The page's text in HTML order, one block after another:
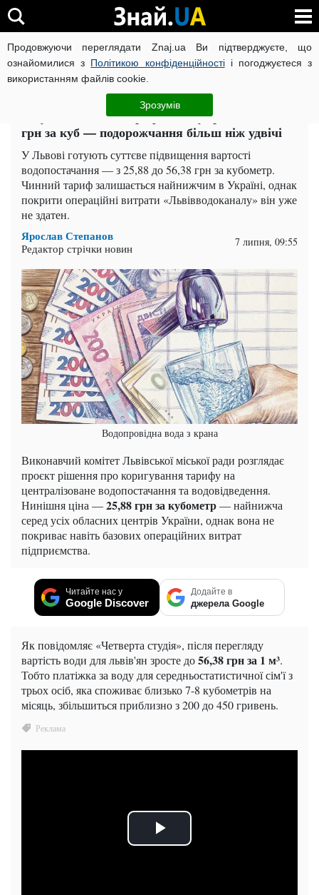
Продовжуючи переглядати Znaj.ua Ви підтверджуєте, що
ознайомилися з Політикою конфіденційностіі погоджуєтеся з
використанням файлів cookie.
Зрозумів
ВІЙНА РОСІЇ ПРОТИ УКРАЇНИ КОРОНАВІРУС В УКРАЇНІ
ЧИТАТЬ НА РУССКОМ
Готуйте гаманці: тариф на воду зросте до 56,38
грн за куб — подорожчання більш ніж удвічі
У Львові готують суттєве підвищення вартості
водопостачання — з 25,88 до 56,38 грн за кубометр.
Чинний тариф залишається найнижчим в Україні, однак
покрити операційні витрати «Львівводоканалу» він уже
не здатен.
Ярослав Степанов
Редактор стрічки новин 7 липня, 09:55
Водопровідна вода з крана
Виконавчий комітет Львівської міської ради розглядає
проєкт рішення про коригування тарифу на
централізоване водопостачання та водовідведення.
Нинішня ціна —25,88 грн за кубометр— найнижча
серед усіх обласних центрів України, однак вона не
покриває навіть базових операційних витрат
підприємства.
Читайте нас у
Google Discover
Додайте в
джерела Google
Як повідомляє «Четверта студія», після перегляду
вартість води для львів'ян зросте до56,38 грн за 1 м³.
Тобто платіжка за воду для середньостатистичної сім'ї з
трьох осіб, яка споживає близько 7-8 кубометрів на
місяць, збільшиться приблизно з 200 до 450 гривень.